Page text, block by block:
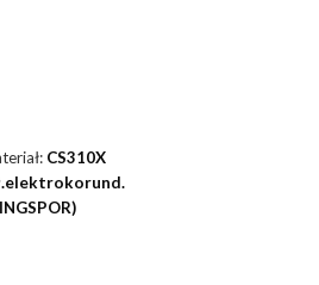
CS310X